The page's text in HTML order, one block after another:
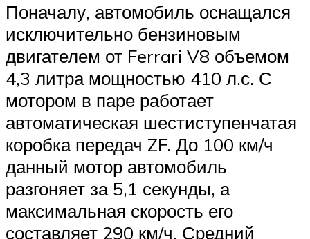
Поначалу, автомобиль оснащался
исключительно бензиновым
двигателем от Ferrari V8 объемом
4,3 литра мощностью 410 л.с. С
мотором в паре работает
автоматическая шестиступенчатая
коробка передач ZF. До 100 км/ч
данный мотор автомобиль
разгоняет за 5,1 секунды, а
максимальная скорость его
составляет 290 км/ч. Средний